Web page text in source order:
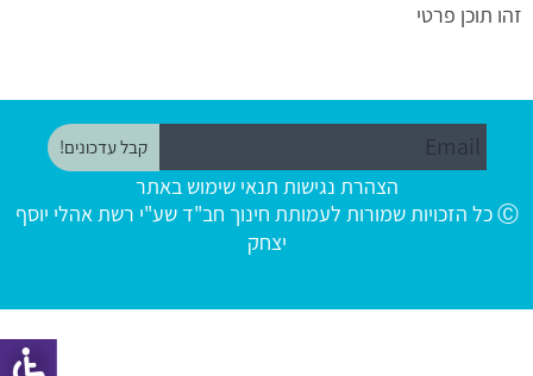
זהו תוכן פרטי
הצהרת נגישות תנאי שימוש באתר
Ⓒ כל הזכויות שמורות לעמותת חינוך חב"ד שע"י רשת אהלי יוסף
יצחק